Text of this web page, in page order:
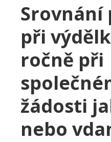
Srovnání
při
ročně při
žádosti
nebo